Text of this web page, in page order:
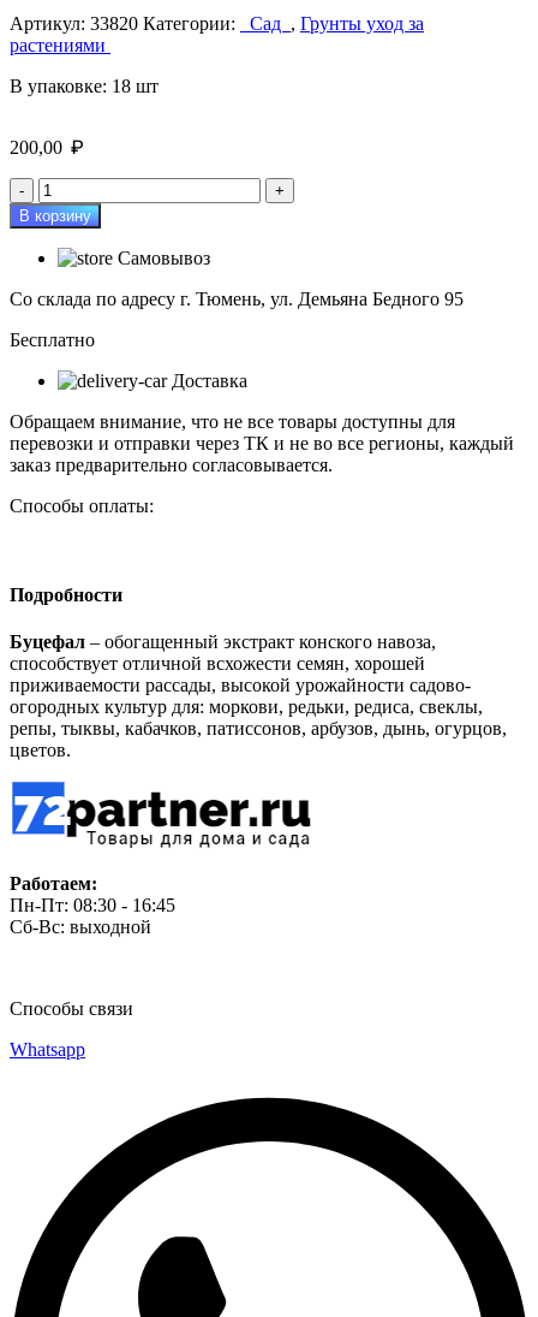
Артикул: 33820 Категории: Сад , Грунты уход за
растениями
В упаковке: 18 шт
200,00 ₽
Количество
товара
Удобрение
Буцефал
конский
1л
корнеплодов
В корзину
Самовывоз
Со склада по адресу г. Тюмень, ул. Демьяна Бедного 95
Бесплатно
Доставка
Обращаем внимание, что не все товары доступны для
перевозки и отправки через ТК и не во все регионы, каждый
заказ предварительно согласовывается.
Способы оплаты:
Подробности
Буцефал – обогащенный экстракт конского навоза,
способствует отличной всхожести семян, хорошей
приживаемости рассады, высокой урожайности садово-
огородных культур для: моркови, редьки, редиса, свеклы,
репы, тыквы, кабачков, патиссонов, арбузов, дынь, огурцов,
цветов.
Работаем:
Пн-Пт: 08:30 - 16:45
Сб-Вс: выходной
Способы связи
Whatsapp